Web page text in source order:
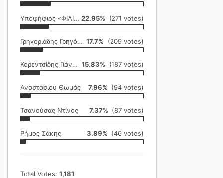
Υποψήφιος «ΦΙΛΙΚΗ ΕΤΑΙΡΕΙΑ» 22.95% (271 votes)
Γρηγοριάδης Γρηγόρης 17.7% (209 votes)
Κορεντσίδης Γιάννης 15.83% (187 votes)
Αναστασίου Θωμάς 7.96% (94 votes)
Τσανούσας Ντίνος 7.37% (87 votes)
Ρήμος Σάκης 3.89% (46 votes)
Total Votes: 1,181